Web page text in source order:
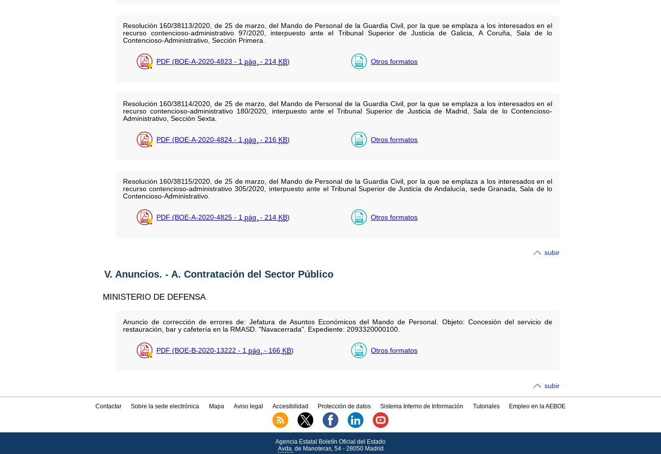
Resolución 160/38113/2020, de 25 de marzo, del Mando de Personal de la Guardia Civil, por la que se emplaza a los interesados en el
recurso contencioso-administrativo 97/2020, interpuesto ante el Tribunal Superior de Justicia de Galicia, A Coruña, Sala de lo
Contencioso-Administrativo, Sección Primera.
PDF (BOE-A-2020-4823 - 1 pág. - 214 KB) Otros formatos
Resolución 160/38114/2020, de 25 de marzo, del Mando de Personal de la Guardia Civil, por la que se emplaza a los interesados en el
recurso contencioso-administrativo 180/2020, interpuesto ante el Tribunal Superior de Justicia de Madrid, Sala de lo Contencioso-
Administrativo, Sección Sexta.
PDF (BOE-A-2020-4824 - 1 pág. - 216 KB) Otros formatos
Resolución 160/38115/2020, de 25 de marzo, del Mando de Personal de la Guardia Civil, por la que se emplaza a los interesados en el
recurso contencioso-administrativo 305/2020, interpuesto ante el Tribunal Superior de Justicia de Andalucía, sede Granada, Sala de lo
Contencioso-Administrativo.
PDF (BOE-A-2020-4825 - 1 pág. - 214 KB) Otros formatos
subir
V. Anuncios. - A. Contratación del Sector Público
MINISTERIO DE DEFENSA
Anuncio de corrección de errores de: Jefatura de Asuntos Económicos del Mando de Personal. Objeto: Concesión del servicio de
restauración, bar y cafetería en la RMASD. "Navacerrada". Expediente: 2093320000100.
PDF (BOE-B-2020-13222 - 1 pág. - 166 KB) Otros formatos
subir
Contactar Sobre la sede electrónica Mapa Aviso legal Accesibilidad Protección de datos Sistema Interno de Información Tutoriales Empleo en la AEBOE
Agencia Estatal Boletín Oficial del Estado
Avda.de Manoteras, 54 - 28050 Madrid